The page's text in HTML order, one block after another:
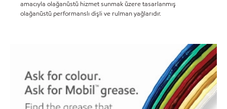
amacıyla olağanüstü hizmet sunmak üzere tasarlanmış
olağanüstü performanslı dişli ve rulman yağlarıdır.